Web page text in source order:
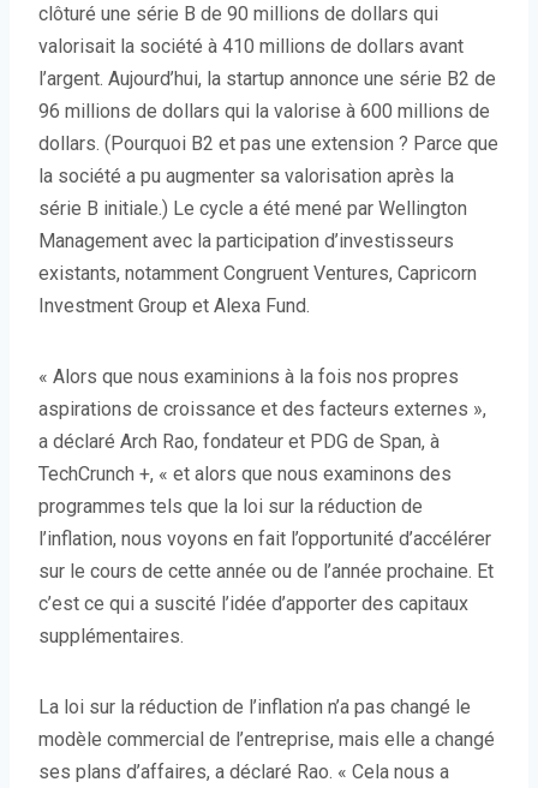
clôturé une série B de 90 millions de dollars qui
valorisait la société à 410 millions de dollars avant
l’argent. Aujourd’hui, la startup annonce une série B2 de
96 millions de dollars qui la valorise à 600 millions de
dollars. (Pourquoi B2 et pas une extension ? Parce que
la société a pu augmenter sa valorisation après la
série B initiale.) Le cycle a été mené par Wellington
Management avec la participation d’investisseurs
existants, notamment Congruent Ventures, Capricorn
Investment Group et Alexa Fund.
« Alors que nous examinions à la fois nos propres
aspirations de croissance et des facteurs externes »,
a déclaré Arch Rao, fondateur et PDG de Span, à
TechCrunch +, « et alors que nous examinons des
programmes tels que la loi sur la réduction de
l’inflation, nous voyons en fait l’opportunité d’accélérer
sur le cours de cette année ou de l’année prochaine. Et
c’est ce qui a suscité l’idée d’apporter des capitaux
supplémentaires.
La loi sur la réduction de l’inflation n’a pas changé le
modèle commercial de l’entreprise, mais elle a changé
ses plans d’affaires, a déclaré Rao. « Cela nous a